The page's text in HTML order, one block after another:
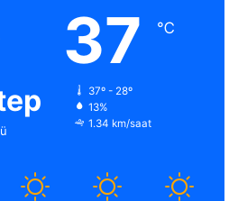
37 ℃
37º - 28º
13%
1.34 km/saat